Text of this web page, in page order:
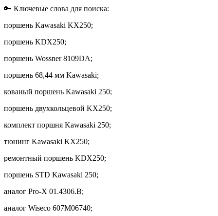
🔑 Ключевые слова для поиска:
поршень Kawasaki KX250;
поршень KDX250;
поршень Wossner 8109DA;
поршень 68,44 мм Kawasaki;
кованый поршень Kawasaki 250;
поршень двухкольцевой KX250;
комплект поршня Kawasaki 250;
тюнинг Kawasaki KX250;
ремонтный поршень KDX250;
поршень STD Kawasaki 250;
аналог Pro-X 01.4306.B;
аналог Wiseco 607M06740;